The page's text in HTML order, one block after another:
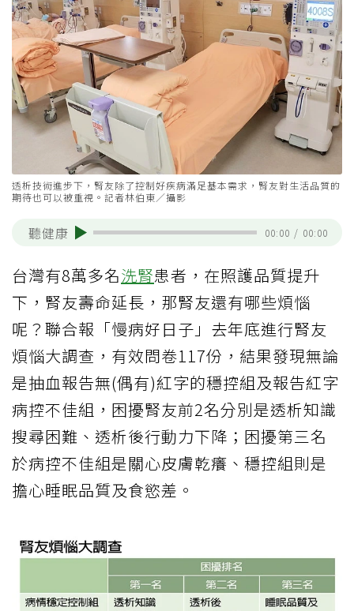
透析技術進步下，腎友除了控制好疾病滿足基本需求，腎友對生活品質的
期待也可以被重視。記者林伯東／攝影
聽健康 00:00 / 00:00
台灣有8萬多名洗腎患者，在照護品質提升
下，腎友壽命延長，那腎友還有哪些煩惱
呢？聯合報「慢病好日子」去年底進行腎友
煩惱大調查，有效問卷117份，結果發現無論
是抽血報告無(偶有)紅字的穩控組及報告紅字
病控不佳組，困擾腎友前2名分別是透析知識
搜尋困難、透析後行動力下降；困擾第三名
於病控不佳組是關心皮膚乾癢、穩控組則是
擔心睡眠品質及食慾差。